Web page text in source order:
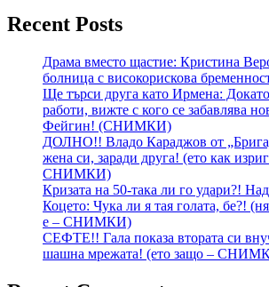
Recent Posts
Драма вместо щастие: Кристина
болница с високорискова
Ще търси друга като Ирмена:
работи, вижте с кого се забавлява
Фейгин! (СНИМКИ)
ДОЛНО!! Владо Караджов от
жена си, заради друга! (ето как
СНИМКИ)
Кризата на 50-така ли го удари?!
Коцето: Чука ли я тая голата, бе?!
е – СНИМКИ)
СЕФТЕ!! Гала показа втората си
шашна мрежата! (ето защо –